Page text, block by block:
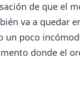
de que el
va a quedar
un poco
donde el